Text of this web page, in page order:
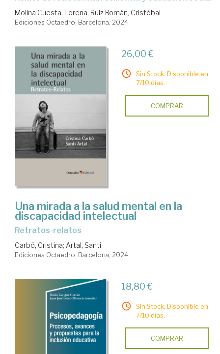
Molina Cuesta, Lorena; Ruiz Román, Cristóbal
Ediciones Octaedro. Barcelona, 2024
26,00 €
Sin Stock. Disponible en
7/10 días.
COMPRAR
Una mirada a la salud mental en la
discapacidad intelectual
retratos-relatos
Carbó, Cristina; Artal, Santi
Ediciones Octaedro. Barcelona, 2024
18,80 €
Sin Stock. Disponible en
7/10 días.
COMPRAR